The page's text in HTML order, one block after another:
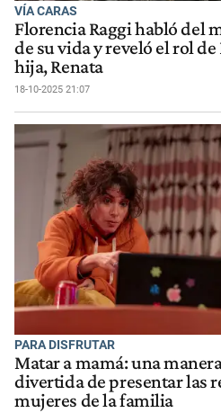
VÍA CARAS
Florencia Raggi habló del
de su vida y reveló el rol
hija, Renata
18-10-2025 21:07
PARA DISFRUTAR
Matar a mamá: una
divertida de presentar las
mujeres de la familia